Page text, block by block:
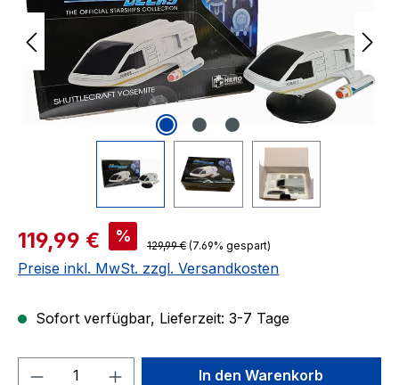
Verkaufspreis:
119,99 € % Regulärer Preis:
129,99 € (7.69% gespart)
Preise inkl. MwSt. zzgl. Versandkosten
Sofort verfügbar, Lieferzeit: 3-7 Tage
Produkt Anzahl: Gib denIn den Warenkorb